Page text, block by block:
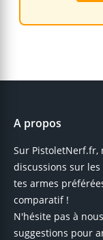
A propos
Sur PistoletNerf.fr,
discussions sur
tes armes
comparatif !
N'hésite pas à
suggestions pour